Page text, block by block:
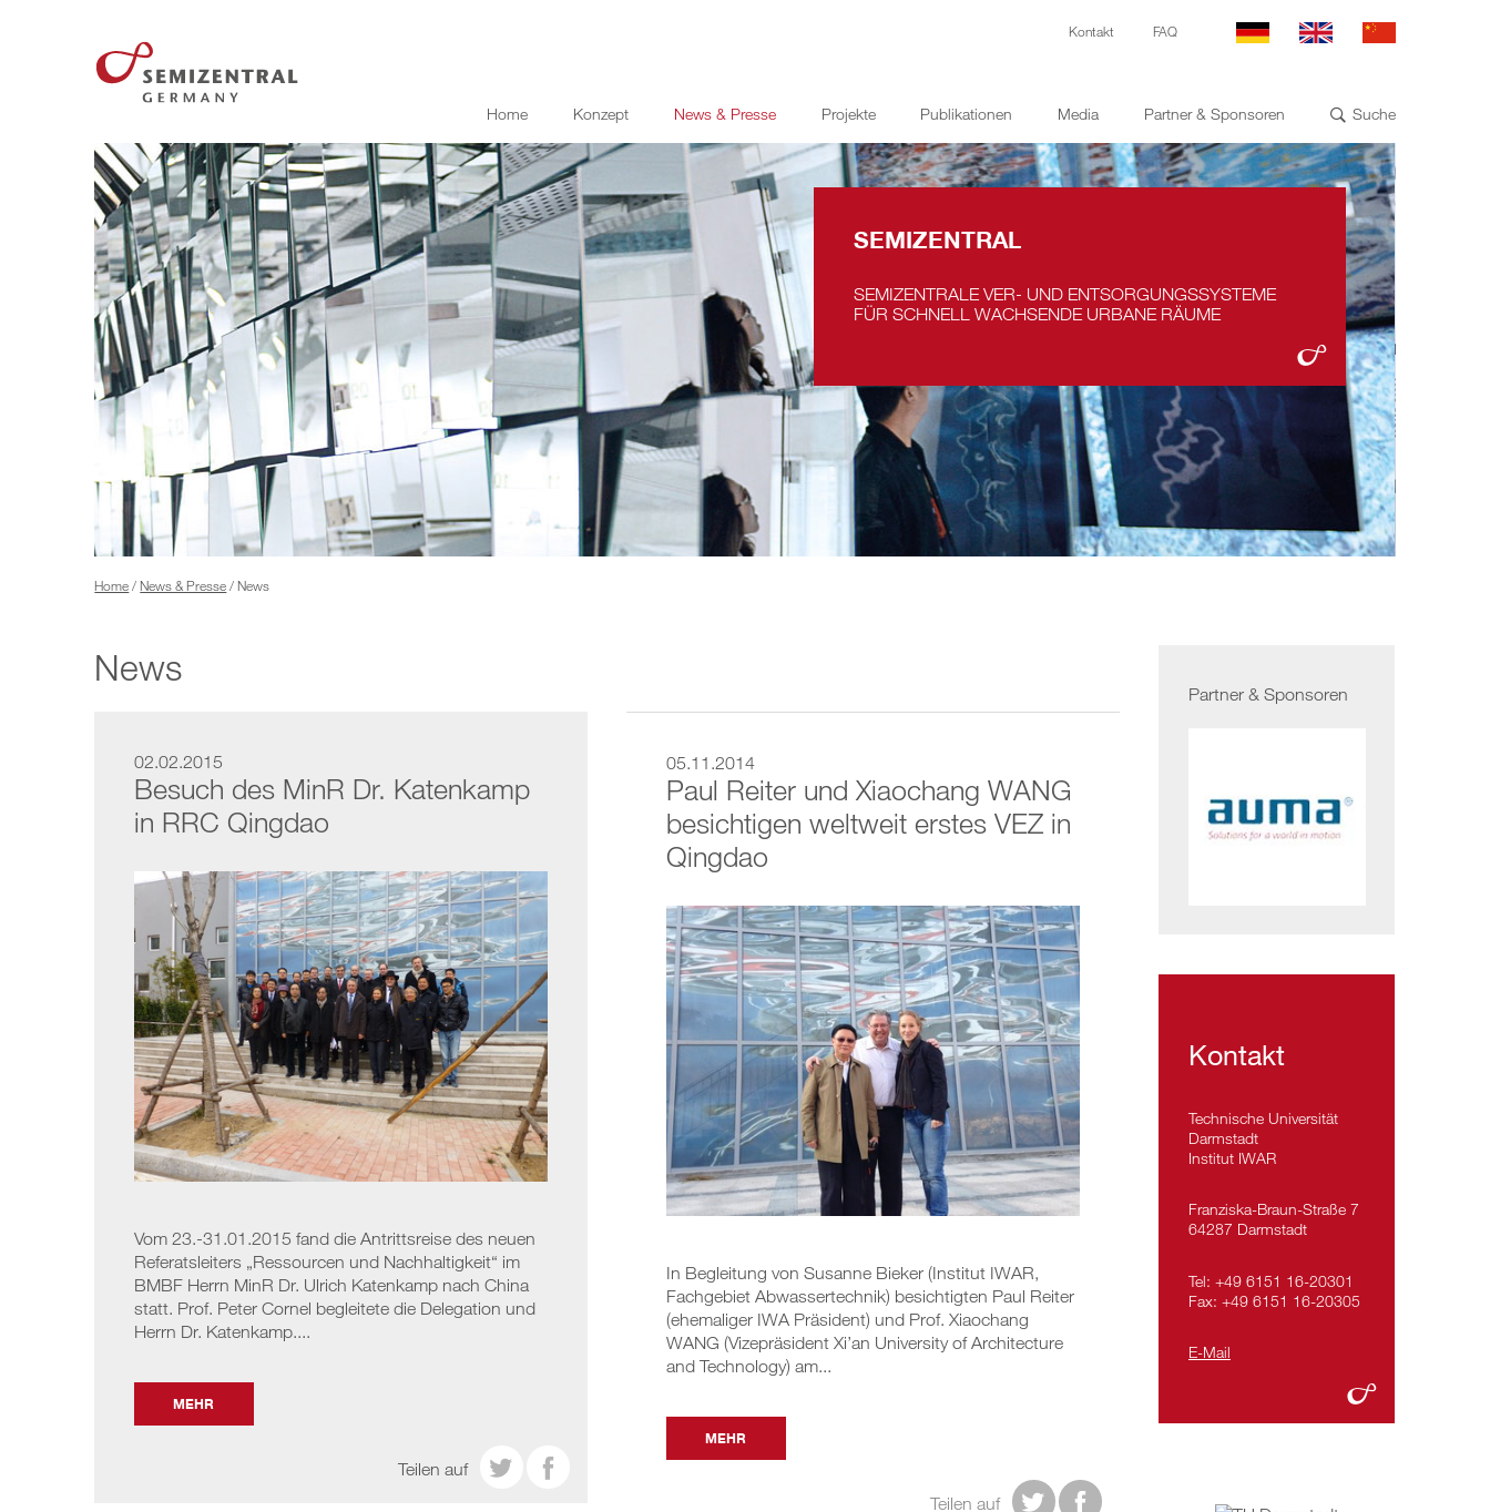
Kontakt FAQ
Home Konzept News & Presse Projekte Publikationen Media Partner & Sponsoren  Suche
SEMIZENTRAL
SEMIZENTRALE VER- UND ENTSORGUNGSSYSTEME
FÜR SCHNELL WACHSENDE URBANE RÄUME
Home/News & Presse/ News
News
02.02.2015
Besuch des MinR Dr. Katenkamp
in RRC Qingdao
Vom 23.-31.01.2015 fand die Antrittsreise des neuen
Referatsleiters „Ressourcen und Nachhaltigkeit“ im
BMBF Herrn MinR Dr. Ulrich Katenkamp nach China
statt. Prof. Peter Cornel begleitete die Delegation und
Herrn Dr. Katenkamp....
MEHR
Teilen auf  
05.11.2014
Paul Reiter und Xiaochang WANG
besichtigen weltweit erstes VEZ in
Qingdao
In Begleitung von Susanne Bieker (Institut IWAR,
Fachgebiet Abwassertechnik) besichtigten Paul Reiter
(ehemaliger IWA Präsident) und Prof. Xiaochang
WANG (Vizepräsident Xi’an University of Architecture
and Technology) am...
MEHR
Teilen auf  
Partner & Sponsoren
Kontakt
Technische Universität
Darmstadt
Institut IWAR
Franziska-Braun-Straße 7
64287 Darmstadt
Tel: +49 6151 16-20301
Fax: +49 6151 16-20305
E-Mail